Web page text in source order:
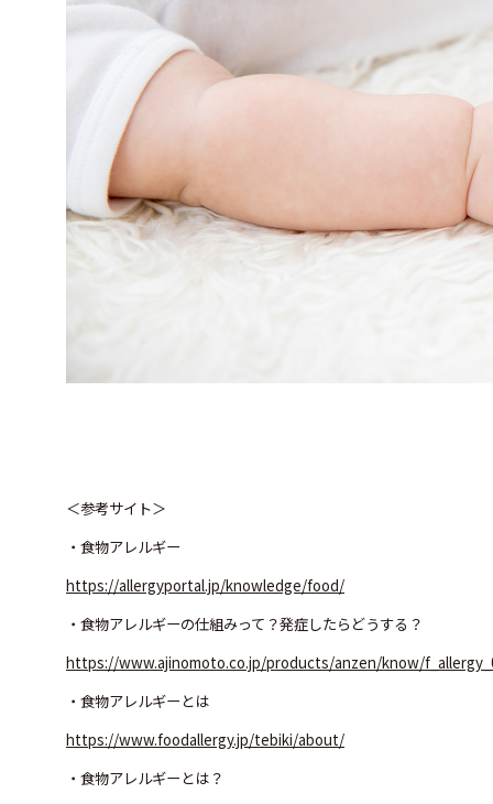
＜参考サイト＞
・食物アレルギー
https://allergyportal.jp/knowledge/food/
・食物アレルギーの仕組みって？発症したらどうする？
https://www.ajinomoto.co.jp/products/anzen/know/
・食物アレルギーとは
https://www.foodallergy.jp/tebiki/about/
・食物アレルギーとは？